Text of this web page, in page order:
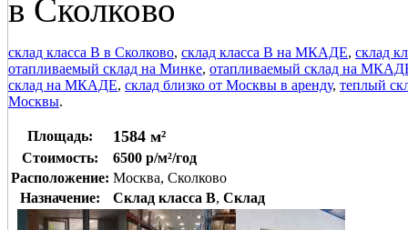
в Сколково
склад класса В в Сколково, склад класса В на МКАДЕ, склад
отапливаемый склад на Минке, отапливаемый склад на
склад на МКАДЕ, склад близко от Москвы в аренду, теплый
Москвы.
Площадь: 1584 м²
Стоимость:
6500 р/м²/год
Расположение: Москва, Сколково
Назначение:
Склад класса B, Склад